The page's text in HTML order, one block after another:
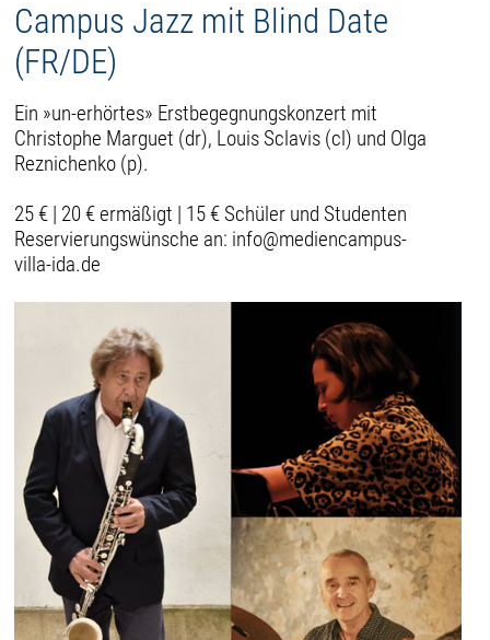
Campus Jazz mit Blind Date
(FR/DE)
Ein »un-erhörtes» Erstbegegnungskonzert mit
Christophe Marguet (dr), Louis Sclavis (cl) und Olga
Reznichenko (p).
25 € | 20 € ermäßigt | 15 € Schüler und Studenten
Reservierungswünsche an: info@mediencampus-
villa-ida.de